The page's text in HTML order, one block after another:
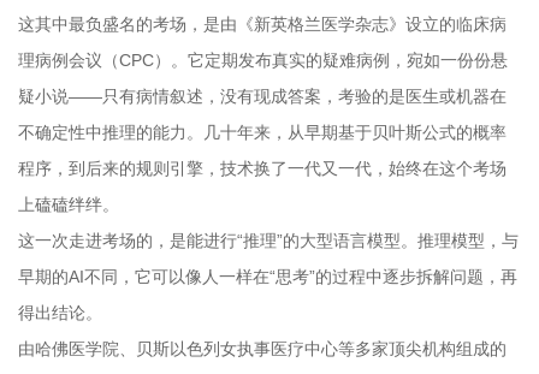
这其中最负盛名的考场，是由《新英格兰医学杂志》设立的临床病
理病例会议（CPC）。它定期发布真实的疑难病例，宛如一份份悬
疑小说——只有病情叙述，没有现成答案，考验的是医生或机器在
不确定性中推理的能力。几十年来，从早期基于贝叶斯公式的概率
程序，到后来的规则引擎，技术换了一代又一代，始终在这个考场
上磕磕绊绊。
这一次走进考场的，是能进行“推理”的大型语言模型。推理模型，与
早期的AI不同，它可以像人一样在“思考”的过程中逐步拆解问题，再
得出结论。
由哈佛医学院、贝斯以色列女执事医疗中心等多家顶尖机构组成的